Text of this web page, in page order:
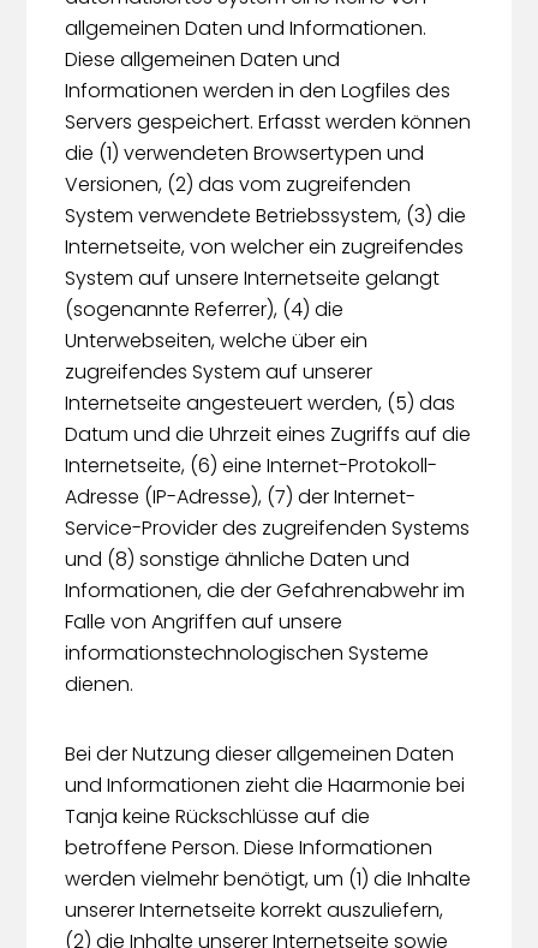
allgemeinen Daten und Informationen.
Diese allgemeinen Daten und
Informationen werden in den Logfiles des
Servers gespeichert. Erfasst werden können
die (1) verwendeten Browsertypen und
Versionen, (2) das vom zugreifenden
System verwendete Betriebssystem, (3) die
Internetseite, von welcher ein zugreifendes
System auf unsere Internetseite gelangt
(sogenannte Referrer), (4) die
Unterwebseiten, welche über ein
zugreifendes System auf unserer
Internetseite angesteuert werden, (5) das
Datum und die Uhrzeit eines Zugriffs auf die
Internetseite, (6) eine Internet-Protokoll-
Adresse (IP-Adresse), (7) der Internet-
Service-Provider des zugreifenden Systems
und (8) sonstige ähnliche Daten und
Informationen, die der Gefahrenabwehr im
Falle von Angriffen auf unsere
informationstechnologischen Systeme
dienen.
Bei der Nutzung dieser allgemeinen Daten
und Informationen zieht die Haarmonie bei
Tanja keine Rückschlüsse auf die
betroffene Person. Diese Informationen
werden vielmehr benötigt, um (1) die Inhalte
unserer Internetseite korrekt auszuliefern,
(2) die Inhalte unserer Internetseite sowie